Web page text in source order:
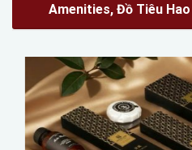
Amenities, Đồ Tiêu Hao